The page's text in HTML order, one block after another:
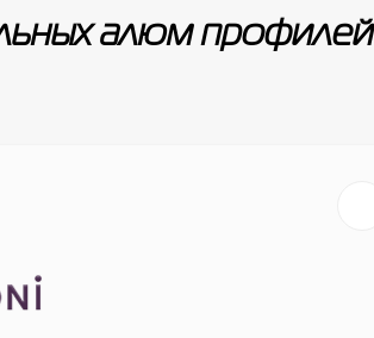
алюм профилей